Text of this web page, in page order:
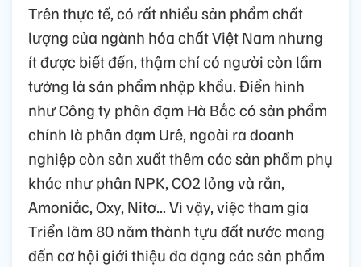
Trên thực tế, có rất nhiều sản phẩm chất
lượng của ngành hóa chất Việt Nam nhưng
ít được biết đến, thậm chí có người còn lầm
tưởng là sản phẩm nhập khẩu. Điển hình
như Công ty phân đạm Hà Bắc có sản phẩm
chính là phân đạm Urê, ngoài ra doanh
nghiệp còn sản xuất thêm các sản phẩm phụ
khác như phân NPK, CO2 lỏng và rắn,
Amoniắc, Oxy, Nitơ... Vì vậy, việc tham gia
Triển lãm 80 năm thành tựu đất nước mang
đến cơ hội giới thiệu đa dạng các sản phẩm